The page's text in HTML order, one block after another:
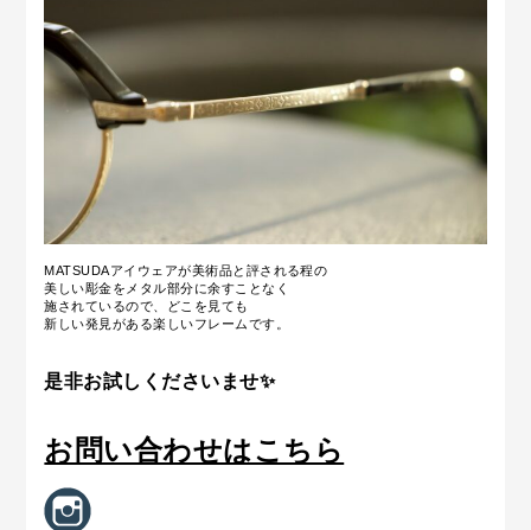
MATSUDAアイウェアが美術品と評される程の
美しい彫金をメタル部分に余すことなく
施されているので、どこを見ても
新しい発見がある楽しいフレームです。
是非お試しくださいませ✨
お問い合わせはこちら